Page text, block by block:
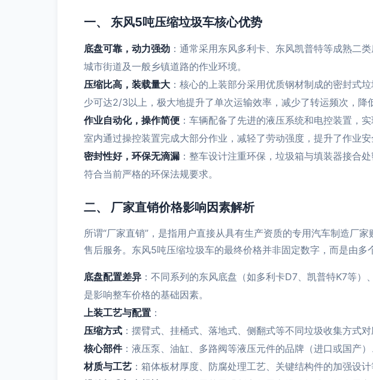
一、 东风5吨压缩垃圾车核心优势
底盘可靠，动力强劲 ：通常采用东风多利卡、东风凯普特等成熟二
城市街道及一般乡镇道路的作业环境。
压缩比高，装载量大 ：核心的上装部分采用优质钢材制成的密封式
少可达2/3以上，极大地提升了单次运输效率，减少了转运频次，降
作业自动化，操作简便 ：车辆配备了先进的液压系统和电控装置，
室内通过操控装置完成大部分作业，减轻了劳动强度，提升了作业安
密封性好，环保无滴漏 ：整车设计注重环保，垃圾箱与填装器接合
符合当前严格的环保法规要求。
二、 厂家直销价格影响因素解析
所谓“厂家直销”，是指用户直接从具有生产资质的专用汽车制造厂
售后服务。东风5吨压缩垃圾车的最终价格并非固定数字，而是由多
底盘配置差异 ：不同系列的东风底盘（如多利卡D7、凯普特K7等
是影响整车价格的基础因素。
上装工艺与配置 ：
压缩方式 ：摆臂式、挂桶式、落地式、侧翻式等不同垃圾收集方式对
核心部件：液压泵、油缸、多路阀等液压元件的品牌（进口或国产
材质与工艺 ：箱体板材厚度、防腐处理工艺、关键结构件的加强设计